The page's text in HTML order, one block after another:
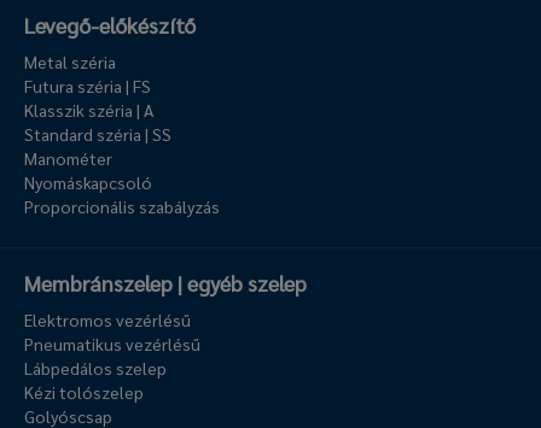
Levegő-előkészítő
Metal széria
Futura széria | FS
Klasszik széria | A
Standard széria | SS
Manométer
Nyomáskapcsoló
Proporcionális szabályzás
Membránszelep | egyéb szelep
Elektromos vezérlésű
Pneumatikus vezérlésű
Lábpedálos szelep
Kézi tolószelep
Golyóscsap